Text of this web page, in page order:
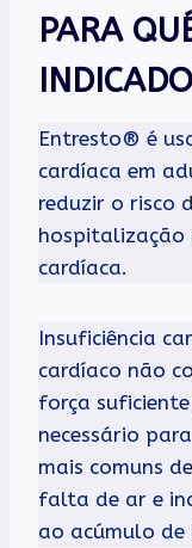
PARA
Entresto® é
cardíaca em
reduzir o risco
hospitalização
cardíaca.
Insuficiência
cardíaco não
força
necessário
mais comuns
falta de ar e
ao acúmulo de